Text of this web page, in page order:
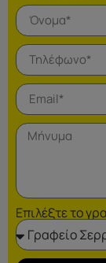
Επιλέξτε το